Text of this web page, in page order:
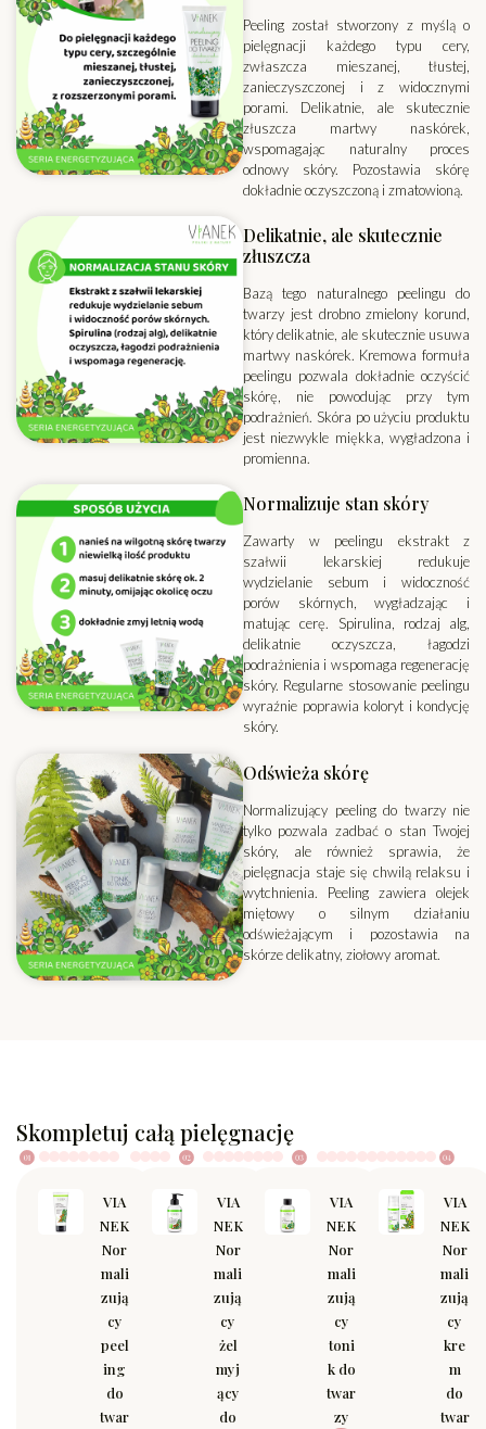
Peeling został stworzony z myślą o
pielęgnacji każdego typu cery,
zwłaszcza mieszanej, tłustej,
zanieczyszczonej i z widocznymi
porami. Delikatnie, ale skutecznie
złuszcza martwy naskórek,
wspomagając naturalny proces
odnowy skóry. Pozostawia skórę
dokładnie oczyszczoną i zmatowioną.
Delikatnie, ale skutecznie
złuszcza
Bazą tego naturalnego peelingu do
twarzy jest drobno zmielony korund,
który delikatnie, ale skutecznie usuwa
martwy naskórek. Kremowa formuła
peelingu pozwala dokładnie oczyścić
skórę, nie powodując przy tym
podrażnień. Skóra po użyciu produktu
jest niezwykle miękka, wygładzona i
promienna.
Normalizuje stan skóry
Zawarty w peelingu ekstrakt z
szałwii lekarskiej redukuje
wydzielanie sebum i widoczność
porów skórnych, wygładzając i
matując cerę. Spirulina, rodzaj alg,
delikatnie oczyszcza, łagodzi
podrażnienia i wspomaga regenerację
skóry. Regularne stosowanie peelingu
wyraźnie poprawia koloryt i kondycję
skóry.
Odświeża skórę
Normalizujący peeling do twarzy nie
tylko pozwala zadbać o stan Twojej
skóry, ale również sprawia, że
pielęgnacja staje się chwilą relaksu i
wytchnienia. Peeling zawiera olejek
miętowy o silnym działaniu
odświeżającym i pozostawia na
skórze delikatny, ziołowy aromat.
Skompletuj całą pielęgnację
VIA
NEK
Nor
mali
zują
cy
peel
ing
do
twar
VIA
NEK
Nor
mali
zują
cy
żel
myj
ący
do
VIA
NEK
Nor
mali
zują
cy
toni
k do
twar
zy
VIA
NEK
Nor
mali
zują
cy
kre
m
do
twar